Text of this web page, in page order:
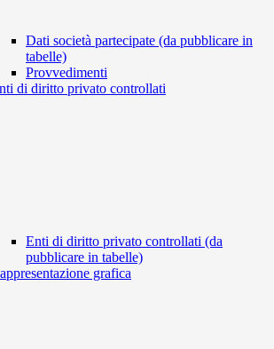
Dati società partecipate (da pubblicare in
tabelle)
Provvedimenti
di diritto privato controllati
Enti di diritto privato controllati (da
pubblicare in tabelle)
grafica